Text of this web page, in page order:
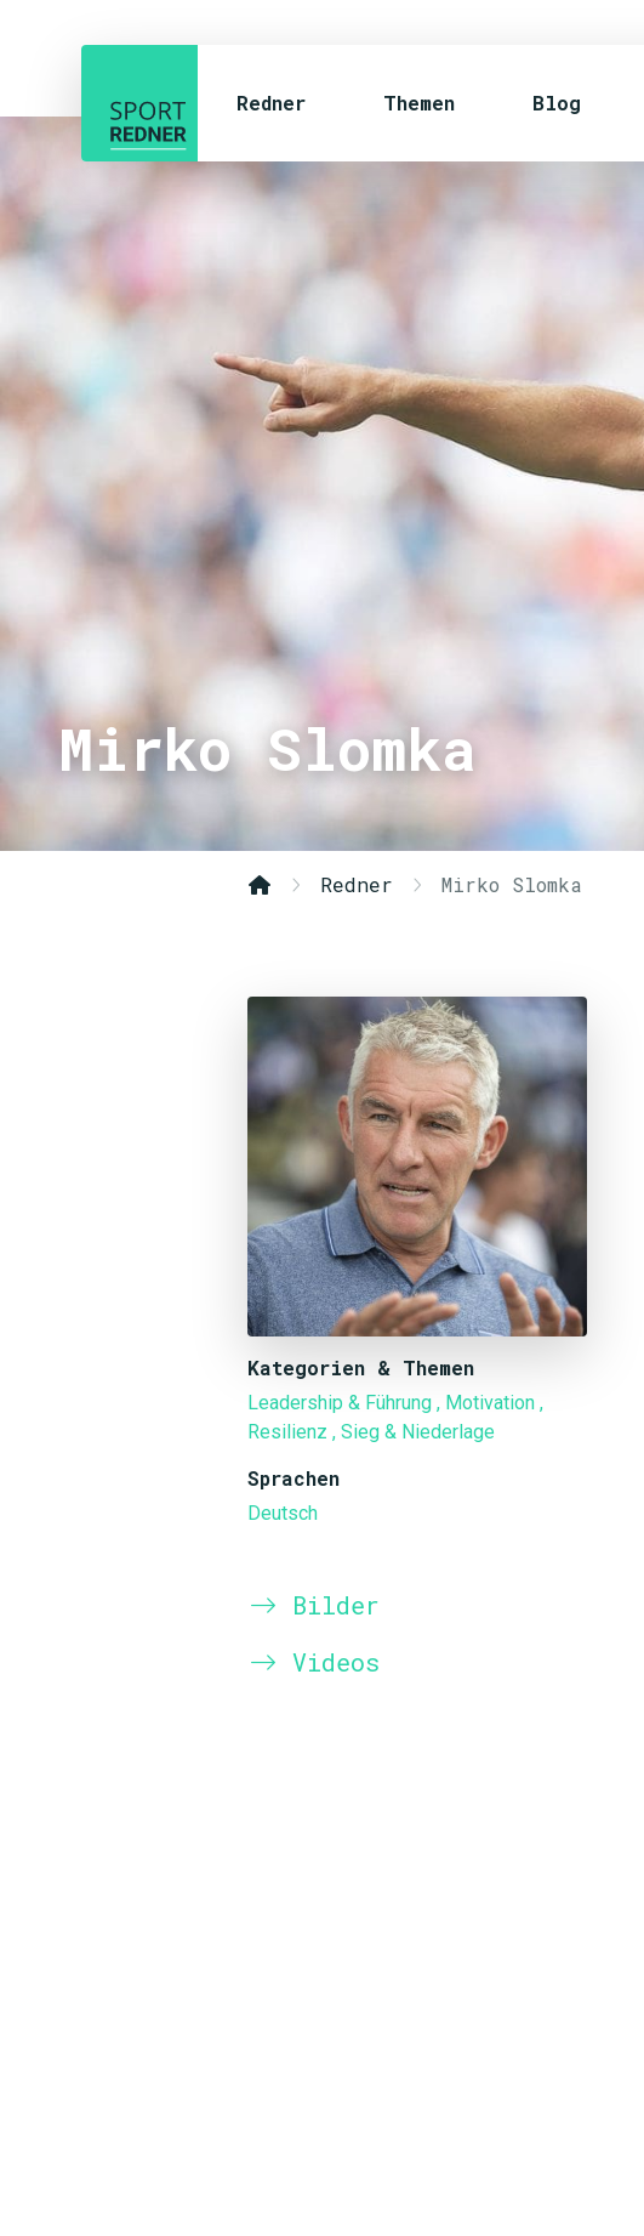
Redner Themen Blog
Mirko Slomka
Redner Mirko Slomka
Kategorien & Themen
Leadership & Führung , Motivation ,
Resilienz , Sieg & Niederlage
Sprachen
Deutsch
Bilder
Videos